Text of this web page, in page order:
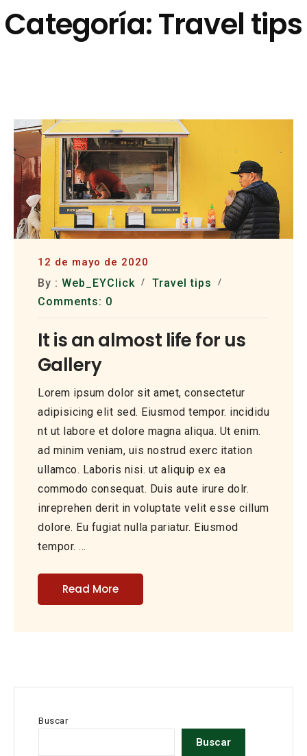
toCategoría:Travel tips
12 de mayo de 2020
By : Web_EYClick
Travel tips
Comments: 0
It is an almost life for us
Gallery
Lorem ipsum dolor sit amet, consectetur
adipisicing elit sed. Eiusmod tempor. incididu
nt ut labore et dolore magna aliqua. Ut enim.
ad minim veniam, uis nostrud exerc itation
ullamco. Laboris nisi. ut aliquip ex ea
commodo consequat. Duis aute irure dolr.
inreprehen derit in voluptate velit esse cillum
dolore. Eu fugiat nulla pariatur. Eiusmod
tempor. …
Read More
Buscar
Buscar